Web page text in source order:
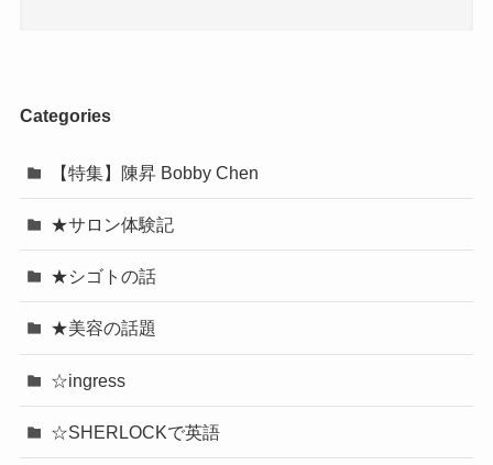
Categories
【特集】陳昇 Bobby Chen
★サロン体験記
★シゴトの話
★美容の話題
☆ingress
☆SHERLOCKで英語